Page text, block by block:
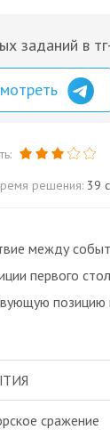
заданий в
решения: 39
между
первого
позицию
сражение